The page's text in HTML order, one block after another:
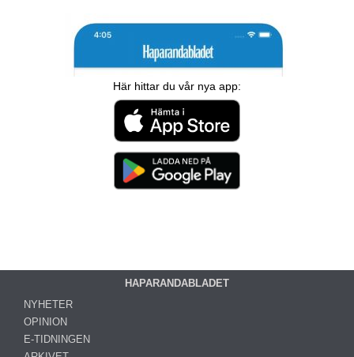
Här hittar du vår nya app:
HAPARANDABLADET
NYHETER
OPINION
E-TIDNINGEN